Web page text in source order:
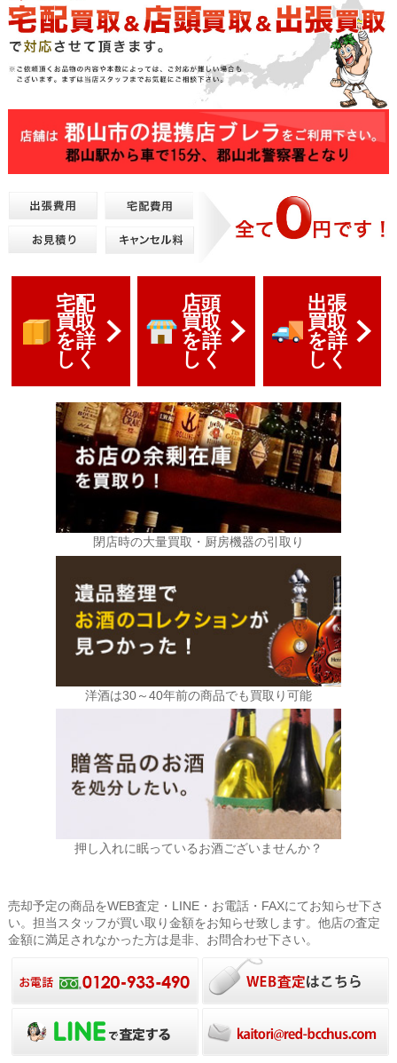
宅配
買取
を詳
しく
店頭
買取
を詳
しく
出張
買取
を詳
しく
閉店時の大量買取・厨房機器の引取り
洋酒は30～40年前の商品でも買取り可能
押し入れに眠っているお酒ございませんか？
売却予定の商品をWEB査定・LINE・お電話・FAXにてお知らせ下さ
い。担当スタッフが買い取り金額をお知らせ致します。他店の査定
金額に満足されなかった方は是非、お問合わせ下さい。